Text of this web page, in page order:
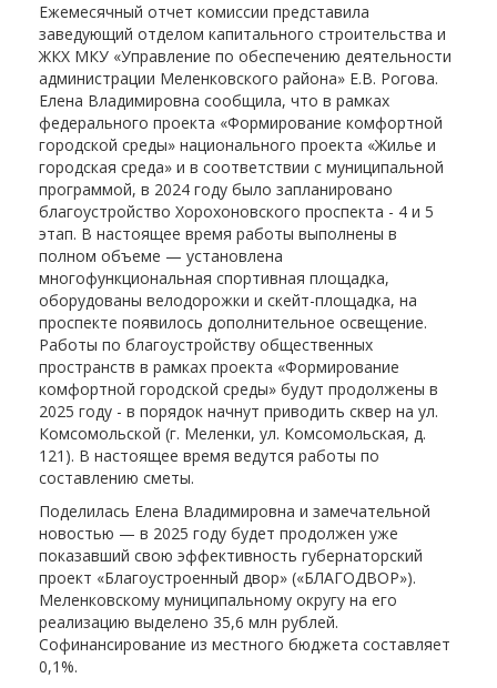
Ежемесячный отчет комиссии представила
заведующий отделом капитального строительства и
ЖКХ МКУ «Управление по обеспечению деятельности
администрации Меленковского района» Е.В. Рогова.
Елена Владимировна сообщила, что в рамках
федерального проекта «Формирование комфортной
городской среды» национального проекта «Жилье и
городская среда» и в соответствии с муниципальной
программой, в 2024 году было запланировано
благоустройство Хорохоновского проспекта - 4 и 5
этап. В настоящее время работы выполнены в
полном объеме — установлена
многофункциональная спортивная площадка,
оборудованы велодорожки и скейт-площадка, на
проспекте появилось дополнительное освещение.
Работы по благоустройству общественных
пространств в рамках проекта «Формирование
комфортной городской среды» будут продолжены в
2025 году - в порядок начнут приводить сквер на ул.
Комсомольской (г. Меленки, ул. Комсомольская, д.
121). В настоящее время ведутся работы по
составлению сметы.
Поделилась Елена Владимировна и замечательной
новостью — в 2025 году будет продолжен уже
показавший свою эффективность губернаторский
проект «Благоустроенный двор» («БЛАГОДВОР»).
Меленковскому муниципальному округу на его
реализацию выделено 35,6 млн рублей.
Софинансирование из местного бюджета составляет
0,1%.